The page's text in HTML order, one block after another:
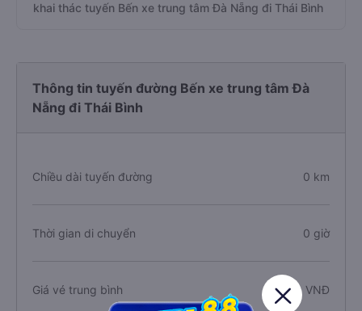
khai thác tuyến Bến xe trung tâm Đà Nẵng đi Thái Bình
Thông tin tuyến đường Bến xe trung tâm Đà
Nẵng đi Thái Bình
Chiều dài tuyến đường 0 km
Thời gian di chuyển 0 giờ
Giá vé trung bình 0 VNĐ